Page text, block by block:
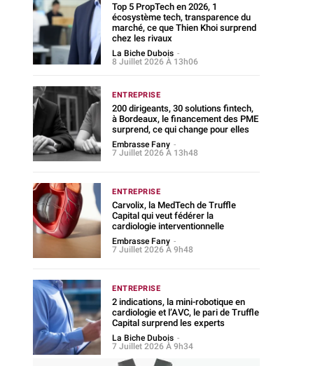
Top 5 PropTech en 2026, 1
écosystème tech, transparence du
marché, ce que Thien Khoi surprend
chez les rivaux
La Biche Dubois -
8 Juillet 2026 À 13h06
ENTREPRISE
200 dirigeants, 30 solutions fintech,
à Bordeaux, le financement des PME
surprend, ce qui change pour elles
Embrasse Fany -
7 Juillet 2026 À 13h48
ENTREPRISE
Carvolix, la MedTech de Truffle
Capital qui veut fédérer la
cardiologie interventionnelle
Embrasse Fany -
7 Juillet 2026 À 9h48
ENTREPRISE
2 indications, la mini-robotique en
cardiologie et l’AVC, le pari de Truffle
Capital surprend les experts
La Biche Dubois -
7 Juillet 2026 À 9h34